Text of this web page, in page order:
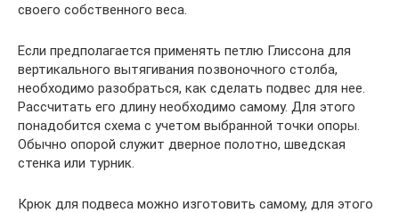
своего собственного веса.
Если предполагается применять петлю Глиссона для
вертикального вытягивания позвоночного столба,
необходимо разобраться, как сделать подвес для нее.
Рассчитать его длину необходимо самому. Для этого
понадобится схема с учетом выбранной точки опоры.
Обычно опорой служит дверное полотно, шведская
стенка или турник.
Крюк для подвеса можно изготовить самому, для этого